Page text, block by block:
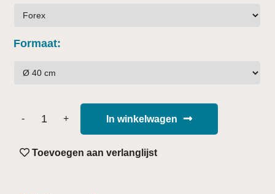
Formaat
In winkelwagen
Toevoegen aan verlanglijst